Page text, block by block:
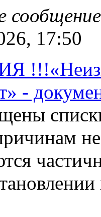
сообщение
17:50
-